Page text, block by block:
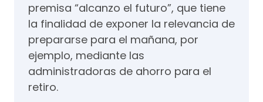
premisa “alcanzo el futuro”, que tiene
la finalidad de exponer la relevancia de
prepararse para el mañana, por
ejemplo, mediante las
administradoras de ahorro para el
retiro.